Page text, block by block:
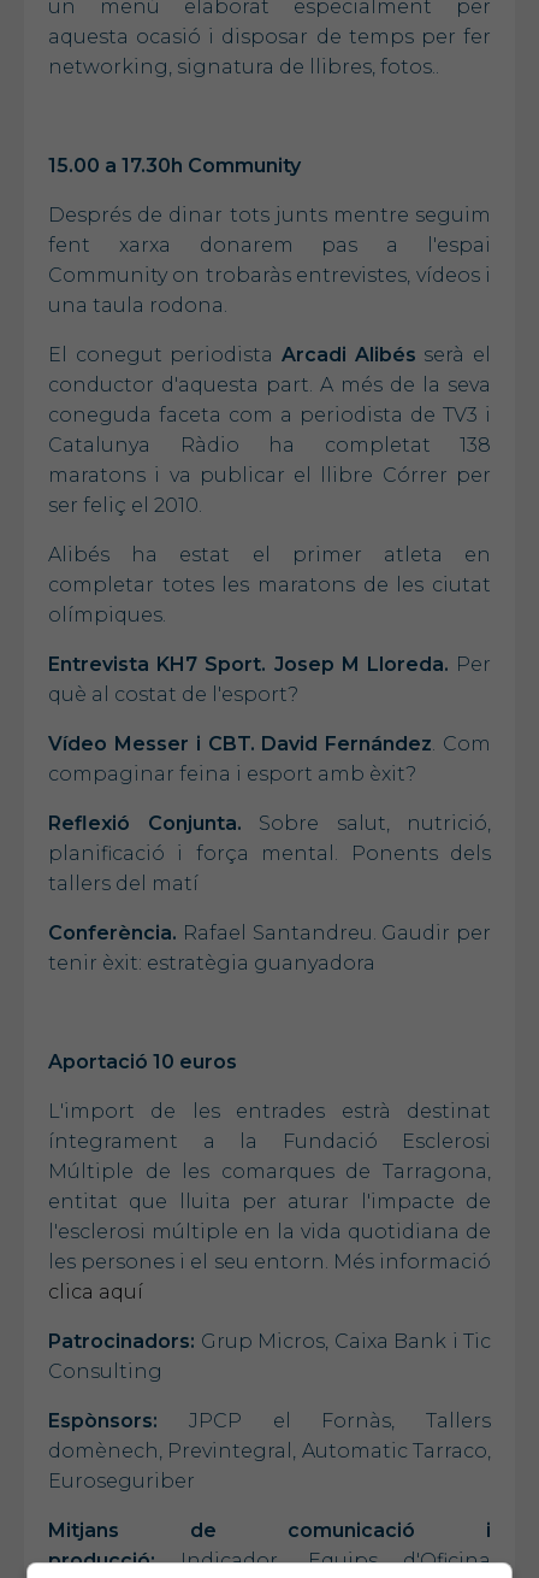
un menú elaborat especialment per
aquesta ocasió i disposar de temps per fer
networking, signatura de llibres, fotos..
15.00 a 17.30h Community
Després de dinar tots junts mentre seguim
fent xarxa donarem pas a l'espai
Community on trobaràs entrevistes, vídeos i
una taula rodona.
El conegut periodista Arcadi Alibés serà el
conductor d'aquesta part. A més de la seva
coneguda faceta com a periodista de TV3 i
Catalunya Ràdio ha completat 138
maratons i va publicar el llibre Córrer per
ser feliç el 2010.
Alibés ha estat el primer atleta en
completar totes les maratons de les ciutat
olímpiques.
Entrevista KH7 Sport. Josep M Lloreda. Per
què al costat de l'esport?
Vídeo Messer i CBT. David Fernández. Com
compaginar feina i esport amb èxit?
Reflexió Conjunta. Sobre salut, nutrició,
planificació i força mental. Ponents dels
tallers del matí
Conferència. Rafael Santandreu. Gaudir per
tenir èxit: estratègia guanyadora
Aportació 10 euros
L'import de les entrades estrà destinat
íntegrament a la Fundació Esclerosi
Múltiple de les comarques de Tarragona,
entitat que lluita per aturar l'impacte de
l'esclerosi múltiple en la vida quotidiana de
les persones i el seu entorn. Més informació
clica aquí
Patrocinadors: Grup Micros, Caixa Bank i Tic
Consulting
Espònsors: JPCP el Fornàs, Tallers
domènech, Previntegral, Automatic Tarraco,
Euroseguriber
Mitjans de comunicació i
producció:Indicador, Equips d'Oficina